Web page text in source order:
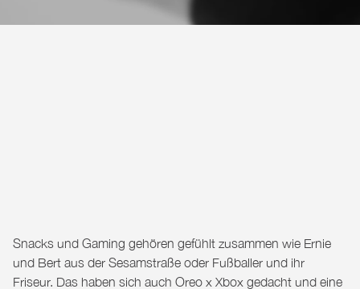
Snacks und Gaming gehören gefühlt zusammen wie Ernie
und Bert aus der Sesamstraße oder Fußballer und ihr
Friseur. Das haben sich auch Oreo x Xbox gedacht und eine